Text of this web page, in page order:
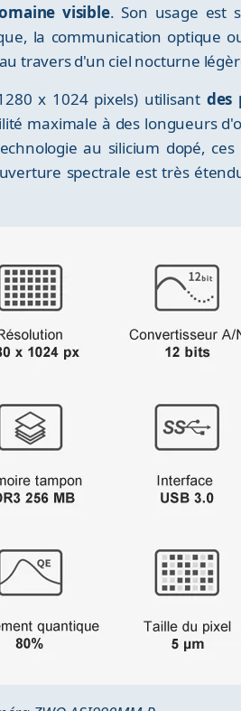
visible. Son usage est
la communication optique
travers d'un ciel nocturne
x 1024 pixels) utilisant des
maximale à des longueurs
au silicium dopé,
spectrale est très